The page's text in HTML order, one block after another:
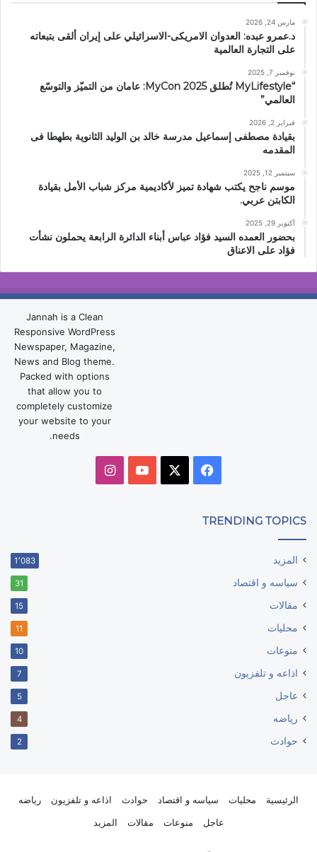
مارس 24, 2026
د.عمرو عبده: العدوان الامريكى-الاسرائيلي على إيران ألقى بتبعاته
على التجارة العالمية
نوفمبر 7, 2025
“MyLifestyle تُطلق MyCon 2025: عامان من التميّز والتوسّع
العالمي”
فبراير 2, 2026
بقيادة مصطفى إسماعيل مدرسة خالد بن الوليد الثانوية بطهطا فى
المقدمه
سبتمبر 12, 2025
موسم ناجح يكتب شهادة تميز لأكاديمية مركز شباب الأمل بقيادة
الكابتن عربي.
أكتوبر 29, 2025
بحضور العمده السيد فؤاد عباس أبناء الدائرة الرابعة يحملون نشأت
فؤاد على الاعناق
Jannah is a Clean
Responsive WordPress
Newspaper, Magazine,
News and Blog theme.
Packed with options
that allow you to
completely customize
your website to your
needs.
فيسبوك ‫YouTubeانستقرام
TRENDING TOPICS
المزيد 1٬083
سياسه و اقتصاد 31
مقالات 15
محليات 11
منوعات 10
اذاعه و تلفزيون 7
عاجل 5
رياضه 4
حوادث 2
الرئيسية محليات سياسه و اقتصاد حوادث اذاعه و تلفزيون
رياضه
عاجل
منوعات مقالات المزيد